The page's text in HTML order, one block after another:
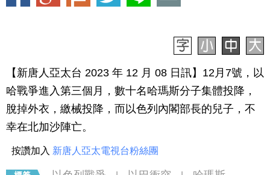
【新唐人亞太台 2023 年 12 月 08 日訊】12月7號，以
哈戰爭進入第三個月，數十名哈瑪斯分子集體投降，
脫掉外衣，繳械投降，而以色列內閣部長的兒子，不
幸在北加沙陣亡。
按讚加入 新唐人亞太電視台粉絲團